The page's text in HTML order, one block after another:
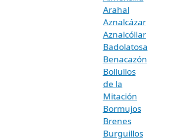
Arahal
Aznalcázar
Aznalcóllar
Badolatosa
Benacazón
Bollullos
de la
Mitación
Bormujos
Brenes
Burguillos